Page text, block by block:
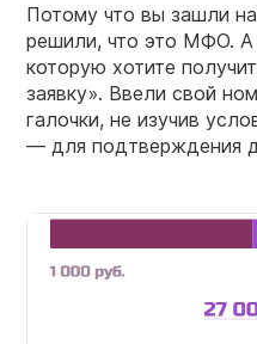
Потому что вы зашли
решили, что это МФО.
которую хотите
заявку». Ввели свой
галочки, не изучив
— для подтверждения